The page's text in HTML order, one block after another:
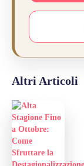
Altri Articoli